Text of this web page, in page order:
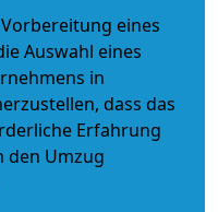
eines
Auswahl eines
in
dass das
Erfahrung
den Umzug